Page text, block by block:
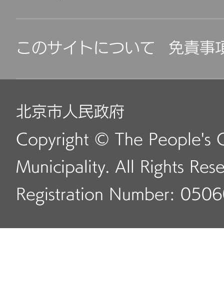
このサイトについて 免責事
北京市人民政府
Copyright © The People's
Municipality. All Rights
Registration Number: